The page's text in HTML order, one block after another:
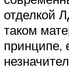
отделкой
таком
принципе,